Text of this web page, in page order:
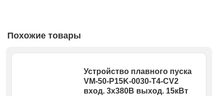
Похожие товары
Устройство плавного пуска
VM-50-P15K-0030-T4-CV2
вход. 3х380В выход. 15кВт